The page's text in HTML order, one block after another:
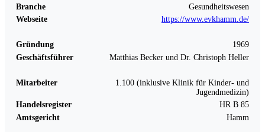
Branche
Gesundheitswesen
Webseite
https://www.evkhamm.de/
Gründung
1969
Geschäftsführer
Matthias Becker und Dr. Christoph Heller
Mitarbeiter
1.100 (inklusive Klinik für Kinder- und
Jugendmedizin)
Handelsregister
HR B 85
Amtsgericht
Hamm